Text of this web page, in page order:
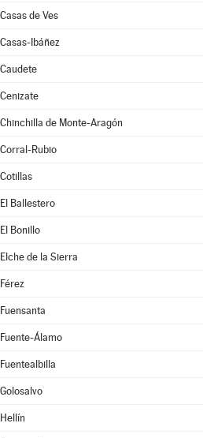
Casas de Ves
Casas-Ibáñez
Caudete
Cenizate
Chinchilla de Monte-Aragón
Corral-Rubio
Cotillas
El Ballestero
El Bonillo
Elche de la Sierra
Férez
Fuensanta
Fuente-Álamo
Fuentealbilla
Golosalvo
Hellín